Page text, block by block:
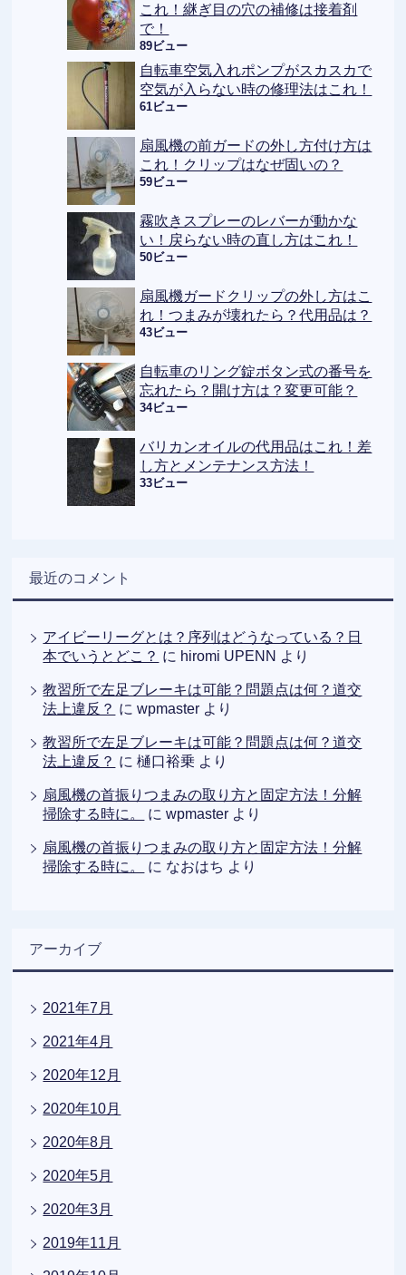
これ！継ぎ目の穴の補修は接着剤
で！
89ビュー
自転車空気入れポンプがスカスカで
空気が入らない時の修理法はこれ！
61ビュー
扇風機の前ガードの外し方付け方は
これ！クリップはなぜ固いの？
59ビュー
霧吹きスプレーのレバーが動かな
い！戻らない時の直し方はこれ！
50ビュー
扇風機ガードクリップの外し方はこ
れ！つまみが壊れたら？代用品は？
43ビュー
自転車のリング錠ボタン式の番号を
忘れたら？開け方は？変更可能？
34ビュー
バリカンオイルの代用品はこれ！差
し方とメンテナンス方法！
33ビュー
最近のコメント
アイビーリーグとは？序列はどうなっている？日
本でいうとどこ？ に hiromi UPENN より
教習所で左足ブレーキは可能？問題点は何？道交
法上違反？ にwpmaster より
教習所で左足ブレーキは可能？問題点は何？道交
法上違反？ に樋口裕乗 より
扇風機の首振りつまみの取り方と固定方法！分解
掃除する時に。
にwpmaster より
扇風機の首振りつまみの取り方と固定方法！分解
掃除する時に。
に なおはち より
アーカイブ
2021年7月
2021年4月
2020年12月
2020年10月
2020年8月
2020年5月
2020年3月
2019年11月